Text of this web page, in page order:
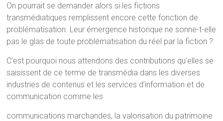
On pourrait se demander alors si les fictions
transmédiatiques remplissent encore cette fonction de
problématisation. Leur émergence historique ne sonne-t-elle
pas le glas de toute problématisation du réel par la fiction ?
C’est pourquoi nous attendons des contributions qu’elles se
saisissent de ce terme de transmédia dans les diverses
industries de contenus et les services d’information et de
communication comme les
communications marchandes, la valorisation du patrimoine